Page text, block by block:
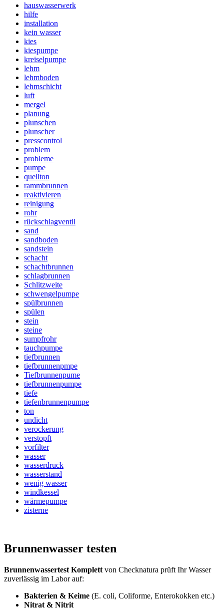
hauswasserwerk
hilfe
installation
kein wasser
kies
kiespumpe
kreiselpumpe
lehm
lehmboden
lehmschicht
luft
mergel
planung
plunschen
plunscher
presscontrol
problem
probleme
pumpe
quellton
rammbrunnen
reaktivieren
reinigung
rohr
rückschlagventil
sand
sandboden
sandstein
schacht
schachtbrunnen
schlagbrunnen
Schlitzweite
schwengelpumpe
spülbrunnen
spülen
stein
steine
sumpfrohr
tauchpumpe
tiefbrunnen
tiefbrunnenpmpe
Tiefbrunnenpume
tiefbrunnenpumpe
tiefe
tiefenbrunnenpumpe
ton
undicht
verockerung
verstopft
vorfilter
wasser
wasserdruck
wasserstand
wenig wasser
windkessel
wärmepumpe
zisterne
Brunnenwasser testen
Brunnenwassertest Komplett von Checknatura prüft Ihr Wasser
zuverlässig im Labor auf:
Bakterien & Keime (E. coli, Coliforme, Enterokokken etc.)
Nitrat & Nitrit